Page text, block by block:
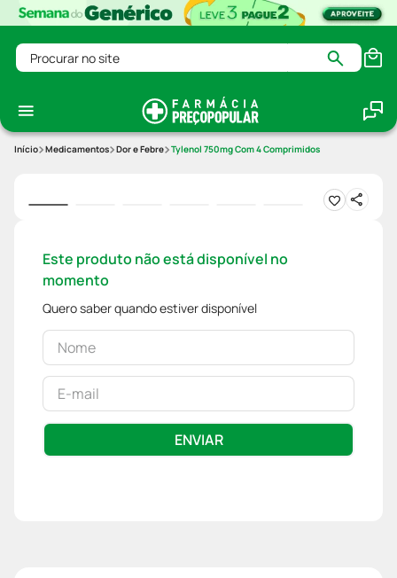
Procurar no site
Medicamentos Dor e Febre Tylenol 750mg Com 4 Comprimidos
Este produto não está disponível no
momento
Quero saber quando estiver disponível
ENVIAR